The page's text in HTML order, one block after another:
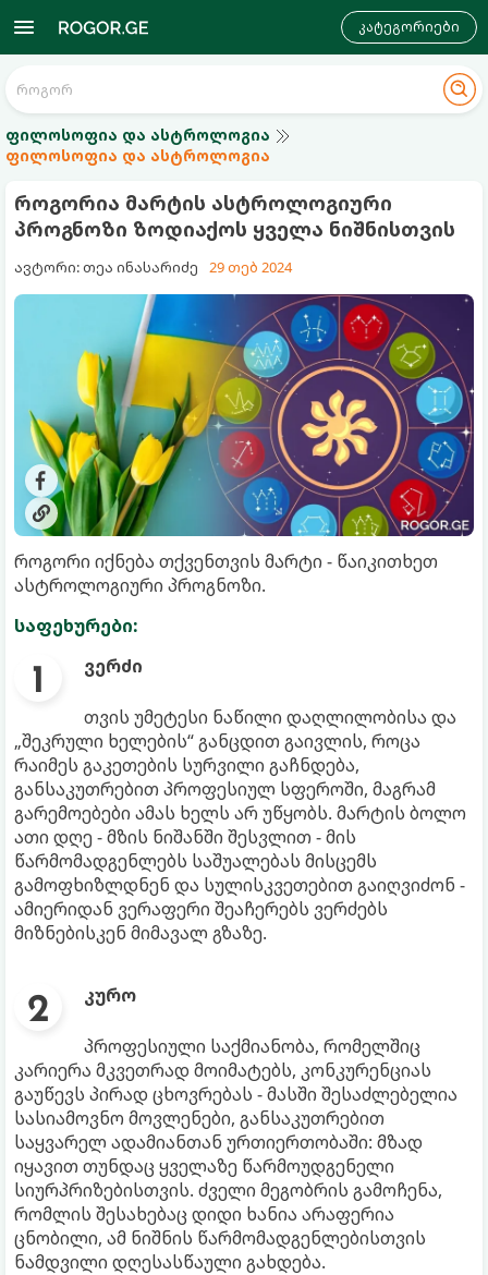
კატეგორიები
ფილოსოფია და ასტროლოგია
ფილოსოფია და ასტროლოგია
როგორია მარტის ასტროლოგიური
პროგნოზი ზოდიაქოს ყველა ნიშნისთვის
ავტორი: თეა ინასარიძე 29 თებ 2024
როგორი იქნება თქვენთვის მარტი - წაიკითხეთ
ასტროლოგიური პროგნოზი.
საფეხურები:
ვერძი
თვის უმეტესი ნაწილი დაღლილობისა და
„შეკრული ხელების“ განცდით გაივლის, როცა
რაიმეს გაკეთების სურვილი გაჩნდება,
განსაკუთრებით პროფესიულ სფეროში, მაგრამ
გარემოებები ამას ხელს არ უწყობს. მარტის ბოლო
ათი დღე - მზის ნიშანში შესვლით - მის
წარმომადგენლებს საშუალებას მისცემს
გამოფხიზლდნენ და სულისკვეთებით გაიღვიძონ -
ამიერიდან ვერაფერი შეაჩერებს ვერძებს
მიზნებისკენ მიმავალ გზაზე.
კურო
პროფესიული საქმიანობა, რომელშიც
კარიერა მკვეთრად მოიმატებს, კონკურენციას
გაუწევს პირად ცხოვრებას - მასში შესაძლებელია
სასიამოვნო მოვლენები, განსაკუთრებით
საყვარელ ადამიანთან ურთიერთობაში: მზად
იყავით თუნდაც ყველაზე წარმოუდგენელი
სიურპრიზებისთვის. ძველი მეგობრის გამოჩენა,
რომლის შესახებაც დიდი ხანია არაფერია
ცნობილი, ამ ნიშნის წარმომადგენლებისთვის
ნამდვილი დღესასწაული გახდება.